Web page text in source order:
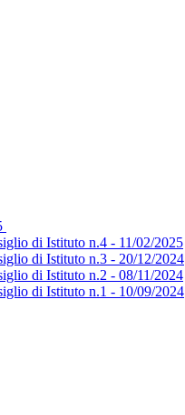
di Istituto n.4 - 11/02/2025
di Istituto n.3 - 20/12/2024
di Istituto n.2 - 08/11/2024
di Istituto n.1 - 10/09/2024